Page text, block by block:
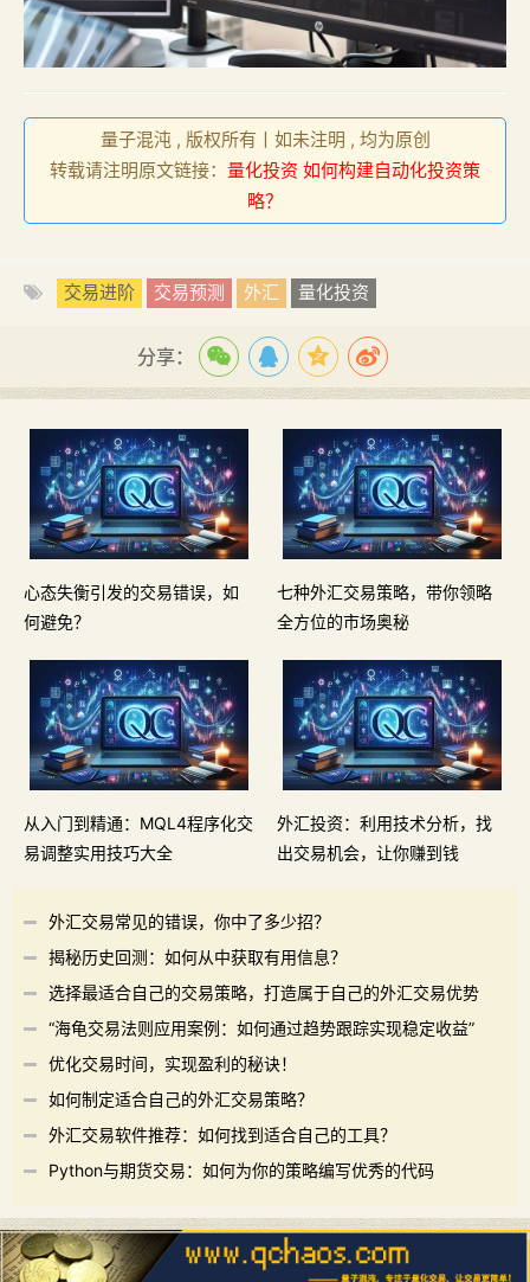
量子混沌 , 版权所有丨如未注明 , 均为原创
转载请注明原文链接： 量化投资 如何构建自动化投资策
略？
交易进阶 交易预测 外汇 量化投资
分享：
心态失衡引发的交易错误，如
何避免？
七种外汇交易策略，带你领略
全方位的市场奥秘
从入门到精通：MQL4程序化交
易调整实用技巧大全
外汇投资：利用技术分析，找
出交易机会，让你赚到钱
外汇交易常见的错误，你中了多少招？
揭秘历史回测：如何从中获取有用信息？
选择最适合自己的交易策略，打造属于自己的外汇交易优势
“海龟交易法则应用案例：如何通过趋势跟踪实现稳定收益”
优化交易时间，实现盈利的秘诀！
如何制定适合自己的外汇交易策略？
外汇交易软件推荐：如何找到适合自己的工具？
Python与期货交易：如何为你的策略编写优秀的代码